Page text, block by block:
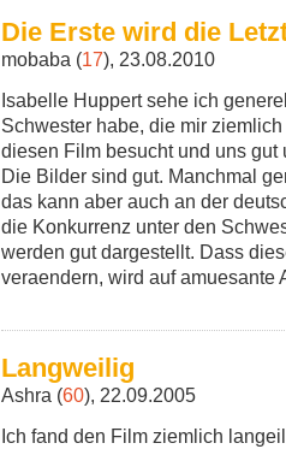
Die Erste wird die
mobaba (17), 23.08.2010
Isabelle Huppert sehe ich
Schwester habe, die mir
diesen Film besucht und uns gut
Die Bilder sind gut. Manchmal
das kann aber auch an der
die Konkurrenz unter den
werden gut dargestellt. Dass
veraendern, wird auf amuesante
Langweilig
Ashra (60), 22.09.2005
Ich fand den Film ziemlich